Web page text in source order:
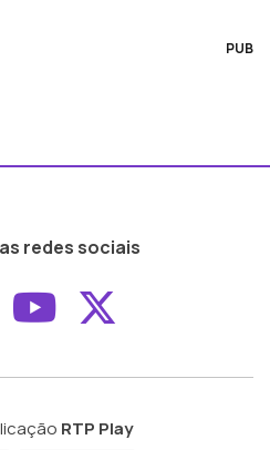
PUB
redes sociais
ao ao
Aceder ao
RTP Play